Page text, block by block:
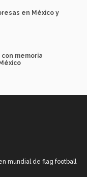
en México y
memoria
mundial de flag football